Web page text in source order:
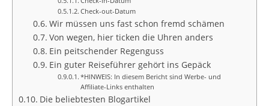
Check-out-Datum
Wir müssen uns fast schon fremd schämen
Von wegen, hier ticken die Uhren anders
Ein peitschender Regenguss
Ein guter Reiseführer gehört ins Gepäck
*HINWEIS: In diesem Bericht sind Werbe- und
Affiliate-Links enthalten
Die beliebtesten Blogartikel